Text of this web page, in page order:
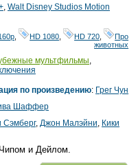
, Walt Disney Studios Motion
, HD 1080, HD 720,
Про
животных
мультфильмы,
по произведению: Грег Чун
Шаффер
Сэмберг, Джон Малэйни, Кики
и Дейлом.